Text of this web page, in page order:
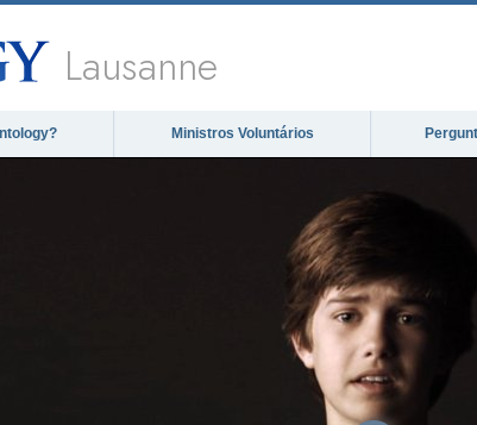
Lausanne
Ministros Voluntários